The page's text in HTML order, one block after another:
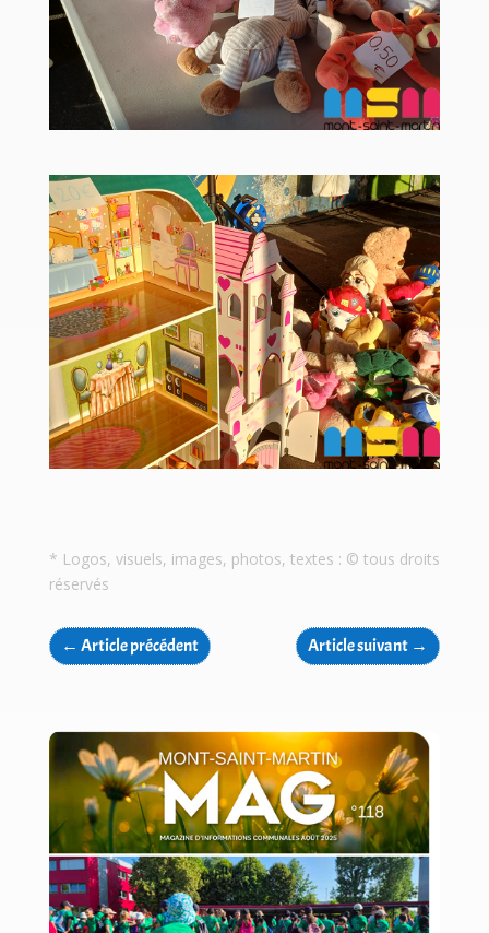
* Logos, visuels, images, photos, textes : © tous droits
réservés
← Article précédent Article suivant →